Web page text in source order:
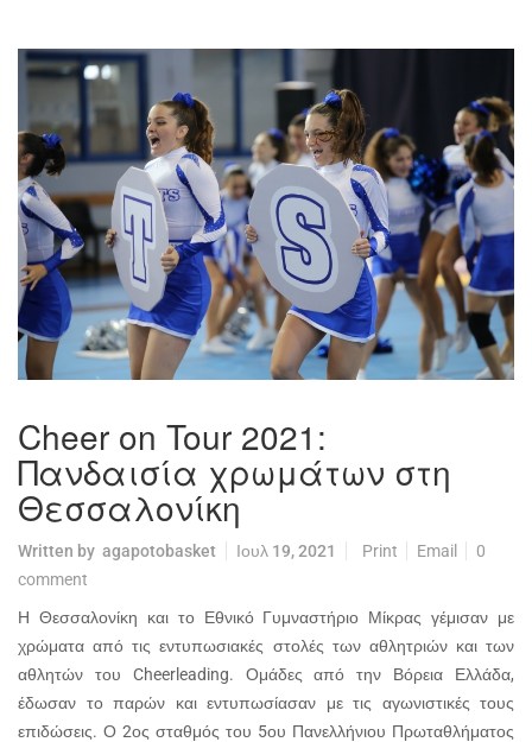
Cheer on Tour 2021:
Πανδαισία χρωμάτων στη
Θεσσαλονίκη
Written by agapotobasket Ιουλ 19, 2021 Print Email
0
comment
Η Θεσσαλονίκη και το Εθνικό Γυμναστήριο Μίκρας γέμισαν με
χρώματα από τις εντυπωσιακές στολές των αθλητριών και των
αθλητών του Cheerleading. Ομάδες από την Βόρεια Ελλάδα,
έδωσαν το παρών και εντυπωσίασαν με τις αγωνιστικές τους
επιδώσεις. Ο 2ος σταθμός του 5ου Πανελλήνιου Πρωταθλήματος